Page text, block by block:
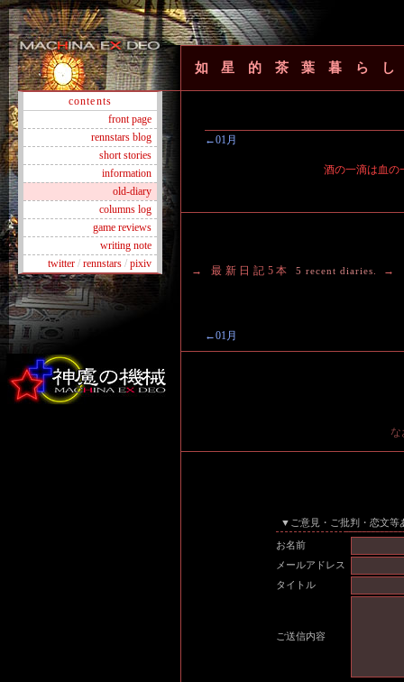
如星的茶葉暮ら
←01月
酒の一滴は血の
→ 最新日記5本5 recent diaries. →
←01月
▼ご意見・ご批判・恋文等
お名前
メールアドレス
タイトル
ご送信内容
contents
front page
rennstars blog
short stories
information
old-diary
columns log
game reviews
writing note
twitter / rennstars / pixiv